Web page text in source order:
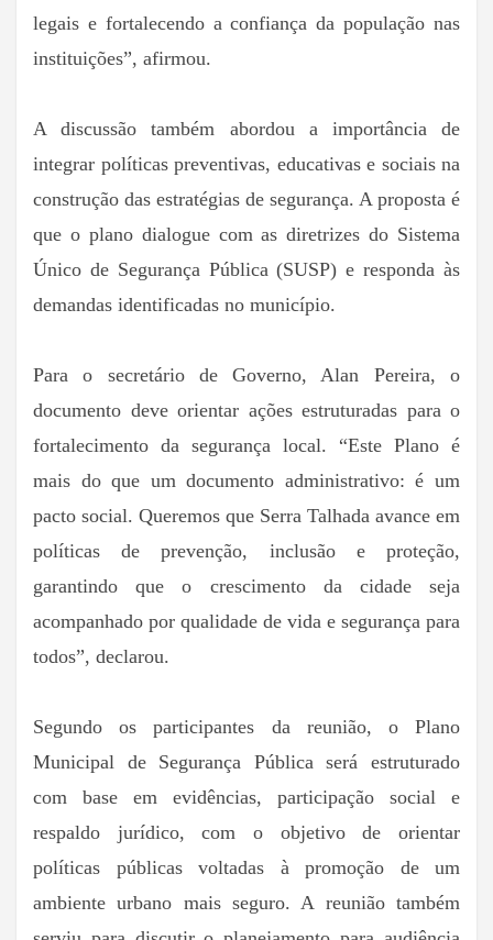
legais e fortalecendo a confiança da população nas
instituições”, afirmou.
A discussão também abordou a importância de
integrar políticas preventivas, educativas e sociais na
construção das estratégias de segurança. A proposta é
que o plano dialogue com as diretrizes do Sistema
Único de Segurança Pública (SUSP) e responda às
demandas identificadas no município.
Para o secretário de Governo, Alan Pereira, o
documento deve orientar ações estruturadas para o
fortalecimento da segurança local. “Este Plano é
mais do que um documento administrativo: é um
pacto social. Queremos que Serra Talhada avance em
políticas de prevenção, inclusão e proteção,
garantindo que o crescimento da cidade seja
acompanhado por qualidade de vida e segurança para
todos”, declarou.
Segundo os participantes da reunião, o Plano
Municipal de Segurança Pública será estruturado
com base em evidências, participação social e
respaldo jurídico, com o objetivo de orientar
políticas públicas voltadas à promoção de um
ambiente urbano mais seguro. A reunião também